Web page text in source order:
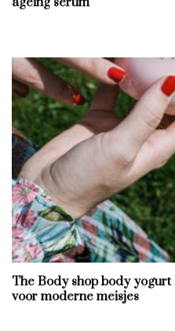
The Body shop body
voor moderne meisjes